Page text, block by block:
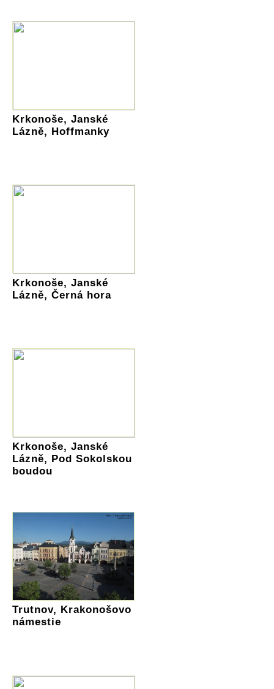
Krkonoše, Janské
Lázně, Hoffmanky
Krkonoše, Janské
Lázně, Černá hora
Krkonoše, Janské
Lázně, Pod Sokolskou
boudou
Trutnov, Krakonošovo
námestie